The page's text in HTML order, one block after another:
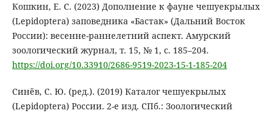
Кошкин, Е. С. (2023) Дополнение к фауне чешуекрылых
(Lepidoptera) заповедника «Бастак» (Дальний Восток
России): весенне-раннелетний аспект. Амурский
зоологический журнал, т. 15, № 1, с. 185–204.
https://doi.org/10.33910/2686-9519-2023-15-1-185-204
Cинёв, С. Ю. (ред.). (2019) Каталог чешуекрылых
(Lepidoptera) России. 2-е изд. СПб.: Зоологический